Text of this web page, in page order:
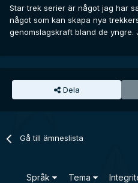
Star trek serier är något jag har
något som kan skapa nya
genomslagskraft bland de yngre.
Dela
Gå till ämneslista
Språk Tema